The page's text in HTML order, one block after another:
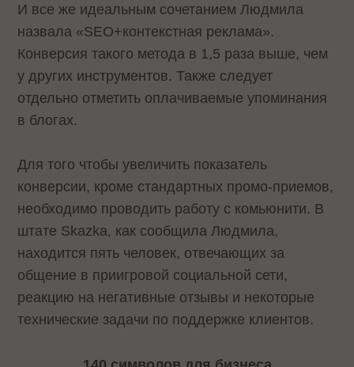
И все же идеальным сочетанием Людмила
назвала «SEO+контекстная реклама».
Конверсия такого метода в 1,5 раза выше, чем
у других инструментов. Также следует
отдельно отметить оплачиваемые упоминания
в блогах.
Для того чтобы увеличить показатель
конверсии, кроме стандартных промо-приемов,
необходимо проводить работу с комьюнити. В
штате Skazka, как сообщила Людмила,
находится пять человек, отвечающих за
общение в приигровой социальной сети,
реакцию на негативные отзывы и некоторые
технические задачи по поддержке клиентов.